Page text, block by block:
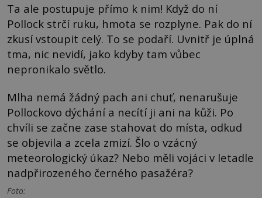
Ta ale postupuje přímo k nim! Když do ní
Pollock strčí ruku, hmota se rozplyne. Pak do ní
zkusí vstoupit celý. To se podaří. Uvnitř je úplná
tma, nic nevidí, jako kdyby tam vůbec
nepronikalo světlo.
Mlha nemá žádný pach ani chuť, nenarušuje
Pollockovo dýchání a necítí ji ani na kůži. Po
chvíli se začne zase stahovat do místa, odkud
se objevila a zcela zmizí. Šlo o vzácný
meteorologický úkaz? Nebo měli vojáci v letadle
nadpřirozeného černého pasažéra?
Foto: